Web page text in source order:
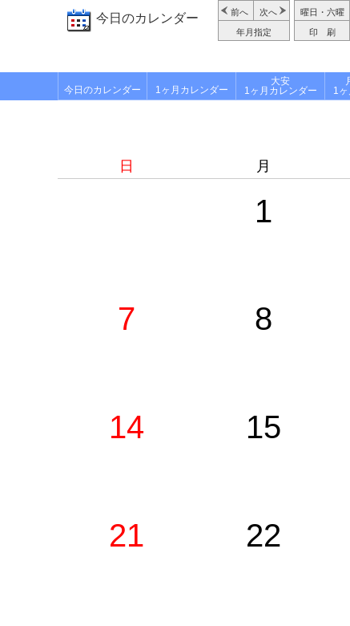
今日のカレンダー 前へ 次へ
年月指定
曜日・六曜
印 刷
今日のカレンダー 1ヶ月カレンダー
大安
1ヶ月カレンダー
1
日 月
1
7 8
14 15
21 22